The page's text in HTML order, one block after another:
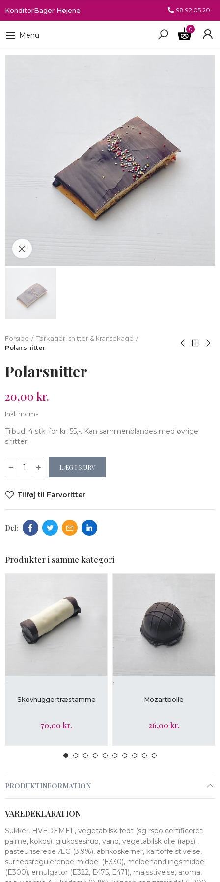
KonditorBager Højene 98 92 05 20
Menu
0
Forside
Tørkager, snitter & kransekage
Polarsnitter
Polarsnitter
20,00 kr.
Inkl. moms
Tilbud: 4 stk. for kr. 55,-. Kan sammenblandes med øvrige
snitter.
LÆG I KURV
Tilføj til Farvoritter
Produkter i samme kategori
LÆG I KURV
.
Skovhuggertræstamme
70,00 kr.
LÆG I KURV
.
Mozartbolle
26,00 kr.
PRODUKTINFORMATION
VAREDEKLARATION
Sukker, HVEDEMEL, vegetabilsk fedt (sg rspo certificeret
palme, kokos), glukosesirup, vand, vegetabilsk olie (raps) ,
pasteuriserede ÆG (3,9%), abrikoskerner, kartoffelstivelse,
surhedsregulerende middel (E330), melbehandlingsmiddel
(E300), emulgator (E322, E475, E471), majsstivelse, aroma,